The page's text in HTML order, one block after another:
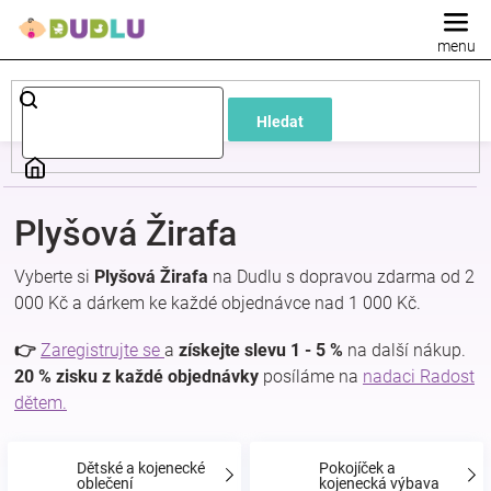
Hledat
Dětské
a
oblečení
a
Plyšová Žirafa
Vyberte si Plyšová Žirafa na Dudlu s dopravou zdarma od 2
000 Kč a dárkem ke každé objednávce nad 1 000 Kč.
👉 Zaregistrujte se a získejte slevu 1 - 5 % na další nákup.
20 % zisku z každé objednávky posíláme na nadaci Radost
dětem.
Dětské a kojenecké
oblečení
Pokojíček a
kojenecká výbava